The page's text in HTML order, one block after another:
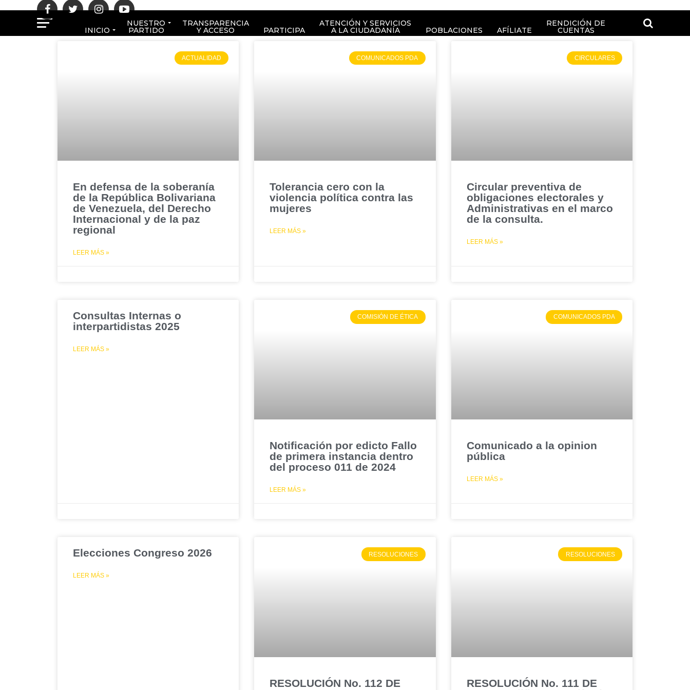
INICIO
NUESTRO
PARTIDO
TRANSPARENCIA
Y ACCESO PARTICIPA
ATENCIÓN Y SERVICIOS
A LA CIUDADANÍA POBLACIONES AFÍLIATE
RENDICIÓN DE
CUENTAS
ACTUALIDAD
En defensa de la soberanía
de la República Bolivariana
de Venezuela, del Derecho
Internacional y de la paz
regional
LEER MÁS »
COMUNICADOS PDA
Tolerancia cero con la
violencia política contra las
mujeres
LEER MÁS »
CIRCULARES
Circular preventiva de
obligaciones electorales y
Administrativas en el marco
de la consulta.
LEER MÁS »
Consultas Internas o
interpartidistas 2025
LEER MÁS »
COMISIÓN DE ÉTICA
Notificación por edicto Fallo
de primera instancia dentro
del proceso 011 de 2024
LEER MÁS »
COMUNICADOS PDA
Comunicado a la opinion
pública
LEER MÁS »
Elecciones Congreso 2026
LEER MÁS »
RESOLUCIONES
RESOLUCIÓN No. 112 DE
RESOLUCIONES
RESOLUCIÓN No. 111 DE